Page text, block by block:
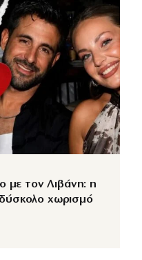
με τον Λιβάνη: η
χωρισμό